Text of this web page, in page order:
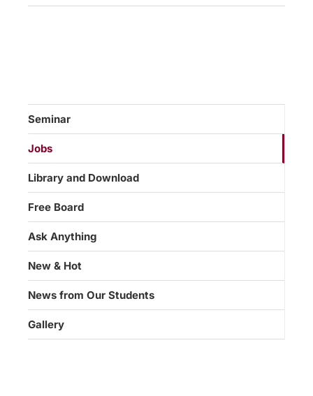
Seminar
Jobs
Library and Download
Free Board
Ask Anything
New & Hot
News from Our Students
Gallery